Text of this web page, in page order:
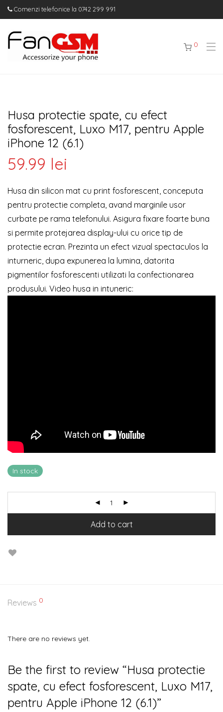
Comenzi telefonice la 0742 299 991
0
Husa protectie spate, cu efect
fosforescent, Luxo M17, pentru Apple
iPhone 12 (6.1)
59.99 lei
Husa din silicon mat cu print fosforescent, conceputa
pentru protectie completa, avand marginile usor
curbate pe rama telefonului. Asigura fixare foarte buna
si permite protejarea display-ului cu orice tip de
protectie ecran. Prezinta un efect vizual spectaculos la
inturneric, dupa expunerea la lumina, datorita
pigmentilor fosforescenti utilizati la confectionarea
produsului. Video husa in intuneric:
In stock
Add to cart
Reviews 0
There are no reviews yet.
Be the first to review “Husa protectie
spate, cu efect fosforescent, Luxo M17,
pentru Apple iPhone 12 (6.1)”